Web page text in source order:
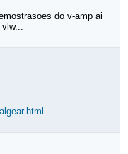
do v-amp ai